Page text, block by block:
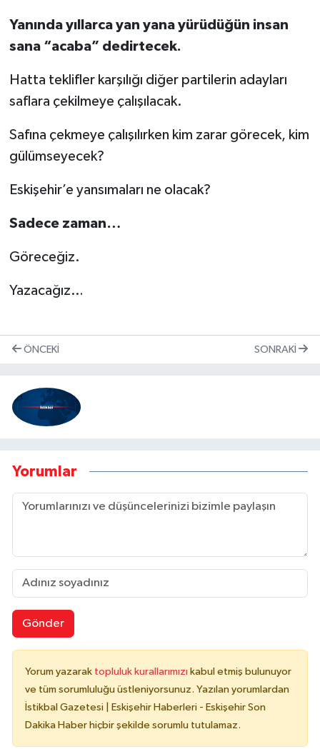
Yanında yıllarca yan yana yürüdüğün insan
sana “acaba” dedirtecek.
Hatta teklifler karşılığı diğer partilerin adayları
saflara çekilmeye çalışılacak.
Safına çekmeye çalışılırken kim zarar görecek, kim
gülümseyecek?
Eskişehir’e yansımaları ne olacak?
Sadece zaman…
Göreceğiz.
Yazacağız…
ÖNCEKI SONRAKI
Yorumlar
Gönder
Yorum yazarak topluluk kurallarımızı kabul etmiş bulunuyor
ve tüm sorumluluğu üstleniyorsunuz. Yazılan yorumlardan
İstikbal Gazetesi | Eskişehir Haberleri - Eskişehir Son
Dakika Haber hiçbir şekilde sorumlu tutulamaz.